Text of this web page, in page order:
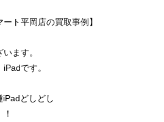
ト平岡店の買取事例】
ます。
です。
どしどし